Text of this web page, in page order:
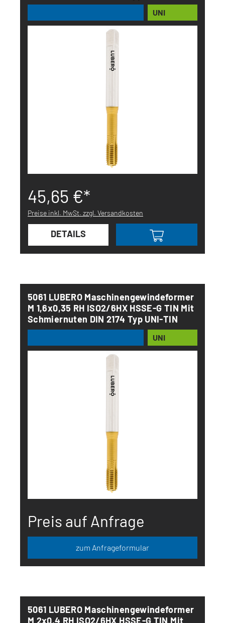
UNI
45,65 €*
Preise inkl. MwSt. zzgl. Versandkosten
DETAILS
5061 LUBERO Maschinengewindeformer
M 1,6x0,35 RH ISO2/6HX HSSE-G TIN Mit
Schmiernuten DIN 2174 Typ UNI-TIN
UNI
Preis auf Anfrage
zum Anfrageformular
5061 LUBERO Maschinengewindeformer
M 2x0,4 RH ISO2/6HX HSSE-G TIN Mit